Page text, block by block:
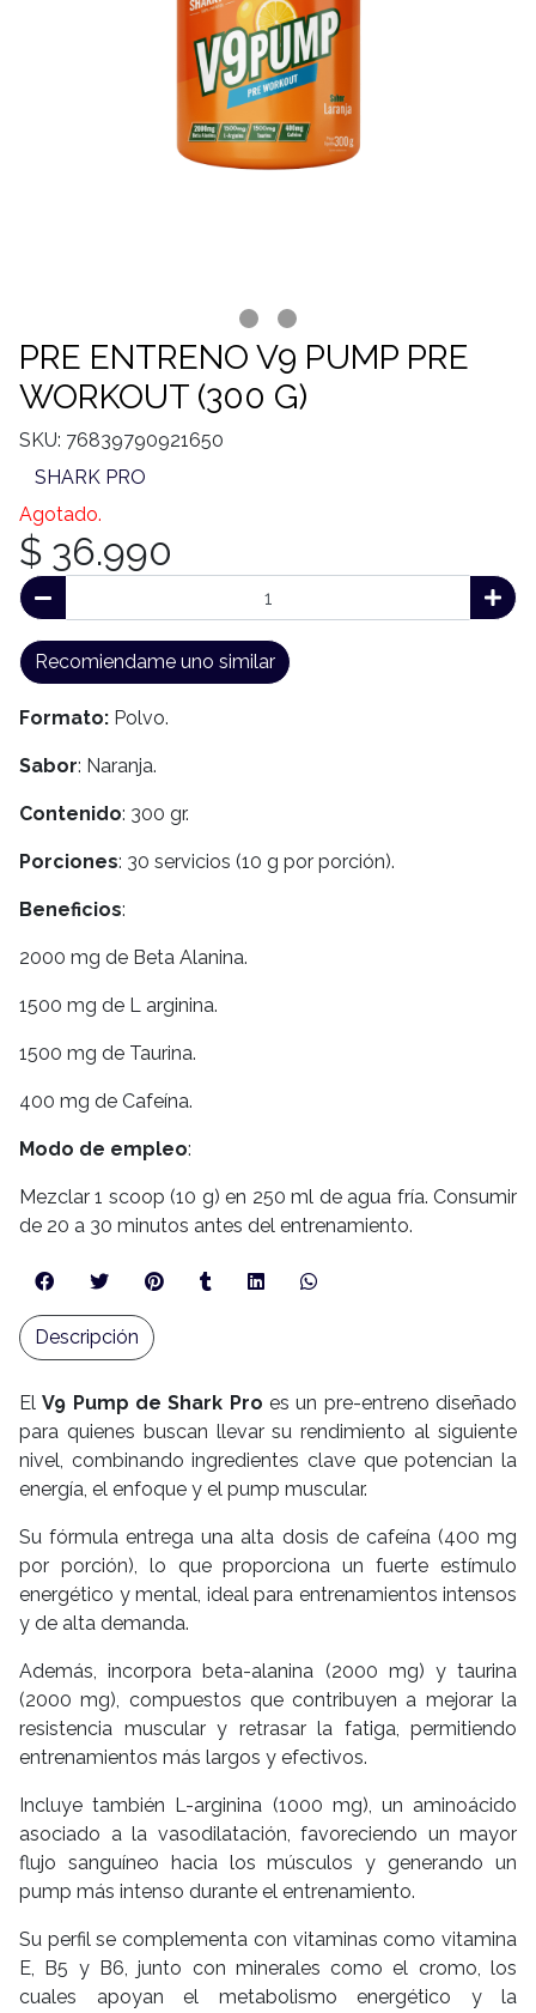
PRE ENTRENO V9 PUMP PRE
WORKOUT (300 G)
SKU: 76839790921650
SHARK PRO
Agotado.
$ 36.990
Recomiendame uno similar
Formato: Polvo.
Sabor: Naranja.
Contenido: 300 gr.
Porciones: 30 servicios (10 g por porción).
Beneficios:
2000 mg de Beta Alanina.
1500 mg de L arginina.
1500 mg de Taurina.
400 mg de Cafeína.
Modo de empleo:
Mezclar 1 scoop (10 g) en 250 ml de agua fría. Consumir
de 20 a 30 minutos antes del entrenamiento.
ElV9 Pump de Shark Pro es un pre-entreno diseñado
para quienes buscan llevar su rendimiento al siguiente
nivel, combinando ingredientes clave que potencian la
energía, el enfoque y el pump muscular.
Su fórmula entrega una alta dosis de cafeína (400 mg
por porción), lo que proporciona un fuerte estímulo
energético y mental, ideal para entrenamientos intensos
y de alta demanda.
Además, incorpora beta-alanina (2000 mg) y taurina
(2000 mg), compuestos que contribuyen a mejorar la
resistencia muscular y retrasar la fatiga, permitiendo
entrenamientos más largos y efectivos.
Incluye también L-arginina (1000 mg), un aminoácido
asociado a la vasodilatación, favoreciendo un mayor
flujo sanguíneo hacia los músculos y generando un
pump más intenso durante el entrenamiento.
Su perfil se complementa con vitaminas como vitamina
E, B5 y B6, junto con minerales como el cromo, los
cuales apoyan el metabolismo energético y la
Descripción